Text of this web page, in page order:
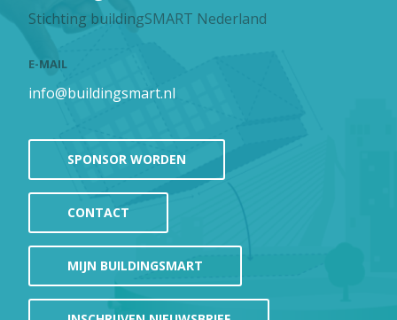
Stichting buildingSMART Nederland
E-MAIL
info@buildingsmart.nl
SPONSOR WORDEN
CONTACT
MIJN BUILDINGSMART